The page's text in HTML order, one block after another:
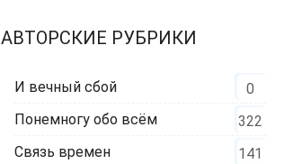
АВТОРСКИЕ РУБРИКИ
И вечный сбой
0
Понемногу обо всём
322
Связь времен
141